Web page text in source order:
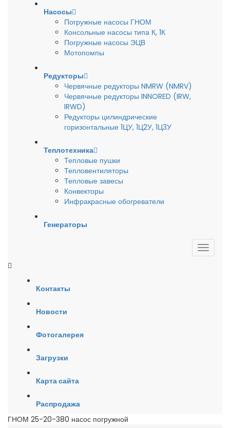
Насосы
Погружные насосы ГНОМ
Консольные насосы типа К, 1К
Погружные насосы ЭЦВ
Мотопомпы
Редукторы
Червячные редукторы NMRW (NMRV)
Червячные редукторы INNORED (IRW,
IRWD)
Редукторы цилиндрические
горизонтальные 1ЦУ, 1Ц2У, 1Ц3У
Теплотехника
Тепловые пушки
Тепловентиляторы
Тепловые завесы
Конвекторы
Инфракрасные обогреватели
Генераторы
Контакты
Новости
Фотогалерея
Загрузки
Карта сайта
Распродажа
ГНОМ 25-20-380 насос погружной